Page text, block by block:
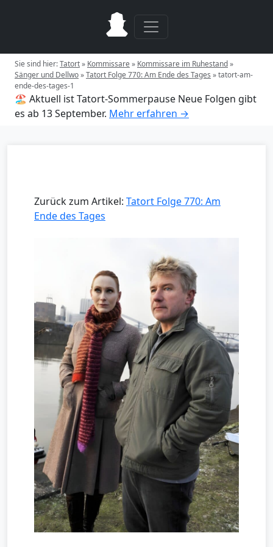
Sie sind hier:Tatort» Kommissare» Kommissare im Ruhestand»
Sänger und Dellwo»Tatort Folge 770: Am Ende des Tages »tatort-am-
ende-des-tages-1
🏖️ Aktuell ist Tatort-Sommerpause Neue Folgen gibt
es ab 13 September. Mehr erfahren →
Zurück zum Artikel: Tatort Folge 770: Am
Ende des Tages